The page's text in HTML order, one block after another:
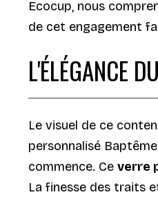
Ecocup, nous
de cet engagement
L'ÉLÉGANCE
Le visuel de ce
personnalisé
commence. Ce verre
La finesse des traits